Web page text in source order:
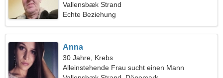
Vallensbæk Strand
Echte Beziehung
Anna
30 Jahre, Krebs
Alleinstehende Frau sucht einen Mann